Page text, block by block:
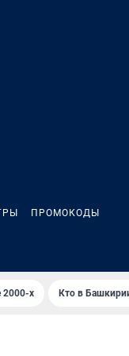
ПРОМОКОДЫ
2000-х Кто в